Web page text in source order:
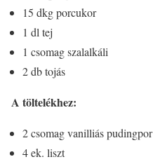
15 dkg porcukor
1 dl tej
1 csomag szalalkáli
2 db tojás
A töltelékhez:
2 csomag vanilliás pudingpor
4 ek. liszt